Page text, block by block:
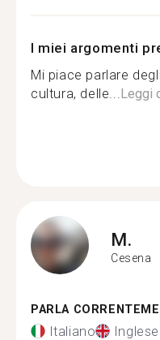
I miei argomenti
Mi piace parlare
cultura, delle...Leggi
M.
Cesena
PARLA
Italiano Inglese